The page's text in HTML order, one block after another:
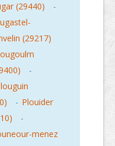
(29440)
-
(29217)
-
- Plouider
-
menez